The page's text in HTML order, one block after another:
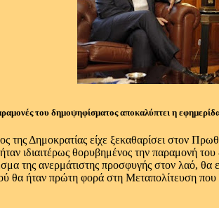
του δημοψηφίσματος αποκαλύπτει η
Δημοκρατίας είχε ξεκαθαρίσει στον
ιδιαιτέρως θορυβημένος την παραμονή
της ανερμάτιστης προσφυγής στον λαό, θα
θα ήταν πρώτη φορά στη Μεταπολίτευση